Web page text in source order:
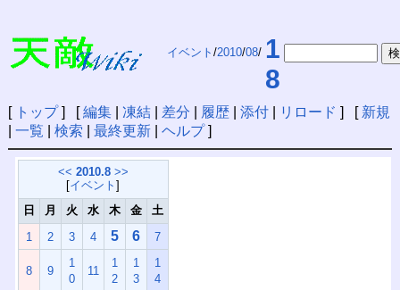
イベント /2010/08/ 1
8
[ トップ] [編集| 凍結| 差分 履歴| 添付| リロード ] [ 新規
一覧 検索 最終更新| ヘルプ]
<< 2010.8 >>
[イベント]
日
月 火 水 木 金
土
1
2 3 4 5 6 7
8 9
1
0
11
1
2
1
3
1
4